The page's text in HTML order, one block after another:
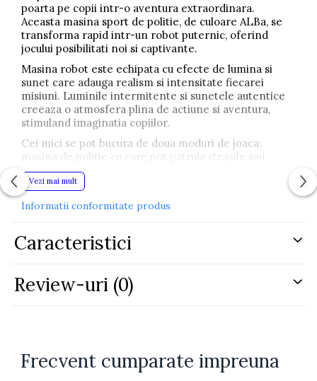
poarta pe copii intr-o aventura extraordinara.
Aceasta masina sport de politie, de culoare ALBa, se
transforma rapid intr-un robot puternic, oferind
jocului posibilitati noi si captivante.
Masina robot este echipata cu efecte de lumina si
sunet care adauga realism si intensitate fiecarei
misiuni. Luminile intermitente si sunetele autentice
creeaza o atmosfera plina de actiune si aventura,
stimuland imaginatia copiilor.
Cei mici se pot bucura de doua moduri de joaca:
masina de politie cu care pot patrula strazile sau
robotul pregatit pentru misiuni eroice. Aceasta jucarie
contribuie la dezvoltarea creativitatii, imaginatiei si
gandirii flexibile, incurajand jocul de rol.
actiune. Nu este doar o jucarie, ci o experienta plina
Dimensiuni ambalaj:
Produs certificat CE, conform standardului EN71.
Recomandat copiilor cu varsta peste 3 ani.
Vezi mai mult
Informatii conformitate produs
Caracteristici
Review-uri (0)
Frecvent cumparate impreuna